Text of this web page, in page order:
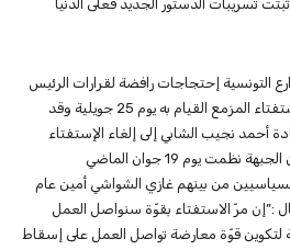
ثبتت تسريبات الدستور الجديد فعلى الدنيا
التونسية إحتجاجات رافضة لقرارات الرئيس
قيس سعيد و مطالبة بإلغاء الإستفتاء المزمع القيام به يوم 25 جويلية وقد
أحمد نجيب الشابي إلى إلغاء الإستفتاء
والذي وصفته بالخادع .ويذكر أن الجبهة نظمت يوم 19 جوان الماضي
من بينهم غازي الشواشي أمين عام
:”إن مرّ الاستفتاء بقوّة سنواصل العمل
قوّة معارضة تواصل العمل على إسقاط